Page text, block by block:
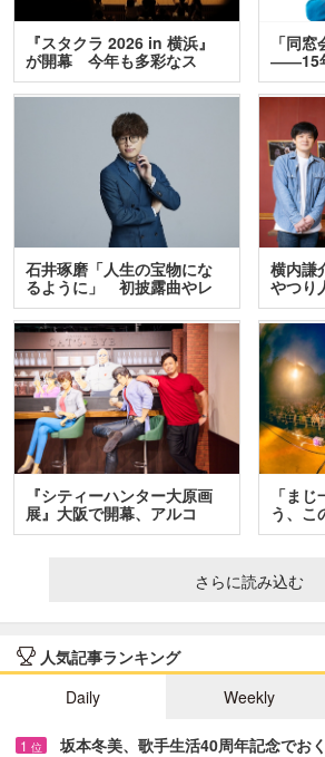
『スタクラ 2026 in 横浜』
が開幕 今年も多彩なス
テ…
「同
――15
石井琢磨「人生の宝物にな
るように」 初披露曲やレ
ア…
横内謙
やつ
人…
『シティーハンター大原画
展』大阪で開幕、アルコ
＆…
「ま
う、こ
と…
さらに読み込む
人気記事ランキング
Daily
Weekly
1 位 坂本冬美、歌手生活40周年記念でお